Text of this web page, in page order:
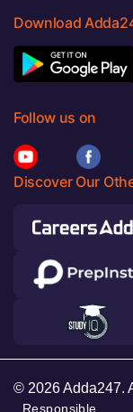
Download
Follow us on
Discover Our
© 2026 Adda247.
Responsible